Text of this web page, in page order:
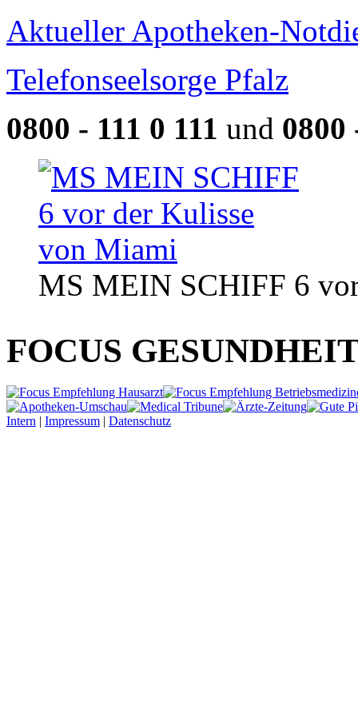
Aktueller Apotheken-
Telefonseelsorge Pfalz
0800 - 111 0 111 und 0800
MS MEIN SCHIFF 6
FOCUS
Intern | Impressum | Datenschutz